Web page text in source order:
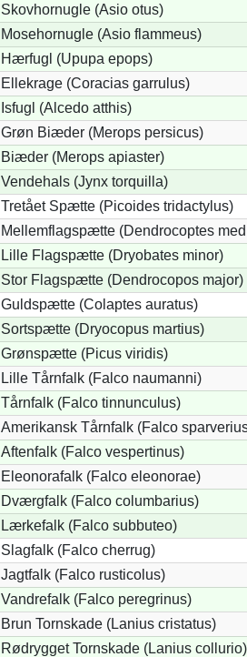
Skovhornugle (Asio otus)
Mosehornugle (Asio flammeus)
Hærfugl (Upupa epops)
Ellekrage (Coracias garrulus)
Isfugl (Alcedo atthis)
Grøn Biæder (Merops persicus)
Biæder (Merops apiaster)
Vendehals (Jynx torquilla)
Tretået Spætte (Picoides tridactylus)
Mellemflagspætte (Dendrocoptes
Lille Flagspætte (Dryobates minor)
Stor Flagspætte (Dendrocopos major)
Guldspætte (Colaptes auratus)
Sortspætte (Dryocopus martius)
Grønspætte (Picus viridis)
Lille Tårnfalk (Falco naumanni)
Tårnfalk (Falco tinnunculus)
Amerikansk Tårnfalk (Falco
Aftenfalk (Falco vespertinus)
Eleonorafalk (Falco eleonorae)
Dværgfalk (Falco columbarius)
Lærkefalk (Falco subbuteo)
Slagfalk (Falco cherrug)
Jagtfalk (Falco rusticolus)
Vandrefalk (Falco peregrinus)
Brun Tornskade (Lanius cristatus)
Rødrygget Tornskade (Lanius collurio)